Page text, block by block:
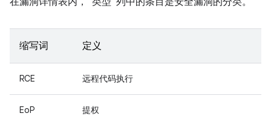
缩写词 定义
RCE 远程代码执行
EoP 提权